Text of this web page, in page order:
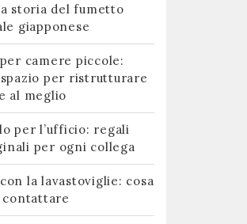
storia del fumetto
giapponese
camere piccole:
per ristrutturare
al meglio
per l’ufficio: regali
per ogni collega
la lavastoviglie: cosa